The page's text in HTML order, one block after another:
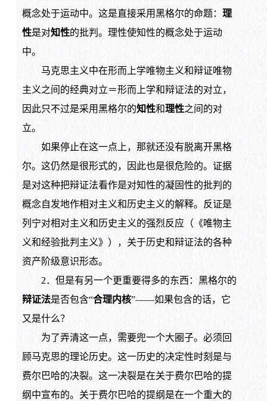
概念处于运动中。这是直接采用黑格尔的命题： 理
性是对知性的批判。理性使知性的概念处于运动
中。
马克思主义中在形而上学唯物主义和辩证唯物
主义之间的经典对立＝形而上学和辩证法的对立，
因此只不过是采用黑格尔的知性和理性之间的对
立。
如果停止在这一点上，那就还没有脱离开黑格
尔。这仍然是很形式的，因此也是很危险的。证据
是对这种把辩证法看作是对知性的凝固性的批判的
概念自发地作相对主义和历史主义的解释。反证是
列宁对相对主义和历史主义的强烈反应（《唯物主
义和经验批判主义》），关于历史和辩证法的各种
资产阶级意识形态。
2．但是有另一个更重要得多的东西：黑格尔的
辩证法是否包含“合理内核”——如果包含的话，它
又是什么？
为了弄清这一点，需要兜一个大圈子。必须回
顾马克思的理论历史。这一历史的决定性时刻是与
费尔巴哈的决裂。这一决裂是在关于费尔巴哈的提
纲中宣布的。关于费尔巴哈的提纲是在一个重大的